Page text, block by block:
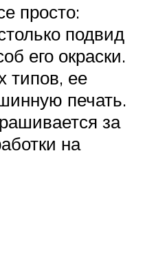
просто:
подвид
его окраски.
типов, ее
печать.
за
на